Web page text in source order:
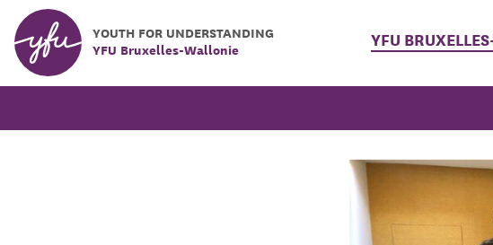
YOUTH FOR UNDERSTANDING
YFU Bruxelles-Wallonie
YFU